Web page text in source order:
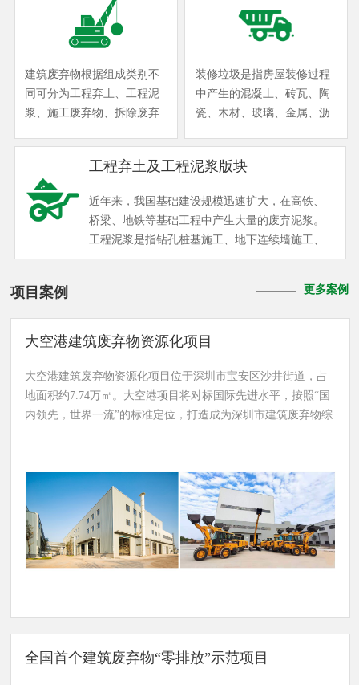
建筑废弃物根据组成类别不
同可分为工程弃土、工程泥
浆、施工废弃物、拆除废弃
要来源于轨道交通工程、道
路工程、房屋建筑工程、水
务工程及市政管网工程；拆
除废弃物主要来源于道路工
程及城市更新工程；施工废
程，装修废弃物主要来源于
熟运营并推广“固定式受纳循
模式”两大基本创新运营模
式。
装修垃圾是指房屋装修过程
中产生的混凝土、砖瓦、陶
瓷、木材、玻璃、金属、沥
（公装）和家庭住宅装饰装
分复杂。作为建筑垃圾的一
个类别，目前其收运和处理
全部通过市场化方式解决，
无专项统计数据，存在各种
和部分城市陆续出台新修政
弃物归入建筑废弃物范畴，
鼓励依托已有建筑废弃物资
源化利用工作经验开展装修
一类被长期忽略、资源化利
用工作相对空白的领域，亟
待通过技术创新突破形成有
效的解决方案，为国家促进
循环经济发展、推动无废城
提供有力技术支撑。
工程弃土及工程泥浆版块
近年来，我国基础建设规模迅速扩大，在高铁、
桥梁、地铁等基础工程中产生大量的废弃泥浆。
工程泥浆是指钻孔桩基施工、地下连续墙施工、
泥水盾构施工、水平定向钻及泥水顶管等施工产
可知，工程泥浆具有体量大、存储难、含水率较
高、深度脱水较困难等特点。目前普遍采用的处
理处置方式大多是直接外运排放，使其自然沉淀
的自然环境污染和安全隐患；另有少量泥浆采用
化学固化或化学絮凝固化处理，处理成本倍增，
处理效率极低。 为妥善解决工程泥浆处置难题，
市建设可持续发展，实现对工程泥浆的减量化、
资源化、无害化处理提供技术支撑。
更多案例
项目案例
大空港建筑废弃物资源化项目
大空港建筑废弃物资源化项目位于深圳市宝安区沙井街道，占
地面积约7.74万㎡。大空港项目将对标国际先进水平，按照“国
内领先，世界一流”的标准定位，打造成为深圳市建筑废弃物综
全国首个建筑废弃物“零排放”示范项目